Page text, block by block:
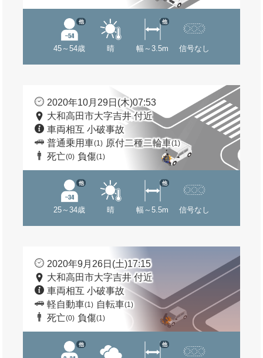
45～54歳
他
晴 幅～3.5m
他
信号なし
2020年10月29日(木)07:53
大和高田市大字吉井 付近
車両相互 小破事故
普通乗用車(1) 原付二種二輪車(1)
死亡(0) 負傷(1)
25～34歳
他
晴 幅～5.5m
他
信号なし
2020年9月26日(土)17:15
大和高田市大字吉井 付近
車両相互 小破事故
軽自動車(1) 自転車(1)
死亡(0) 負傷(1)
他 他